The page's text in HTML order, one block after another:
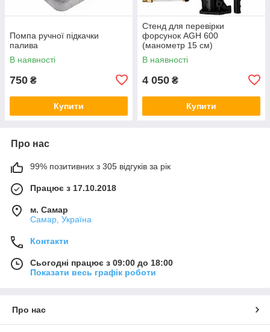
Помпа ручної підкачки
палива
В наявності
750 ₴
Купити
Стенд для перевірки
форсунок AGH 600
(манометр 15 см)
В наявності
4 050 ₴
Купити
Про нас
99% позитивних з 305 відгуків за рік
Працює з 17.10.2018
м. Самар
Самар, Україна
Контакти
Сьогодні працює з 09:00 до 18:00
Показати весь графік роботи
Про нас